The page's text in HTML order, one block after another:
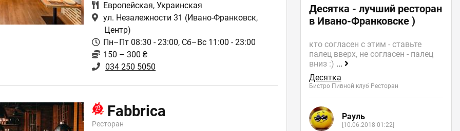
Европейская,Украинская
ул. Незалежности 31 (Ивано-Франковск,
Центр)
Пн–Пт 08:30 - 23:00, Сб–Вс 11:00 - 23:00
150 – 300 ₴
034 250 5050
Fabbrica
Ресторан
Десятка - лучший ресторан
в Ивано-Франковске )
кто согласен с этим - ставьте
палец вверх, не согласен - палец
вниз :) ...
Десятка
Бистро Пивной клуб Ресторан
Рауль
[10.06.2018 01:22]